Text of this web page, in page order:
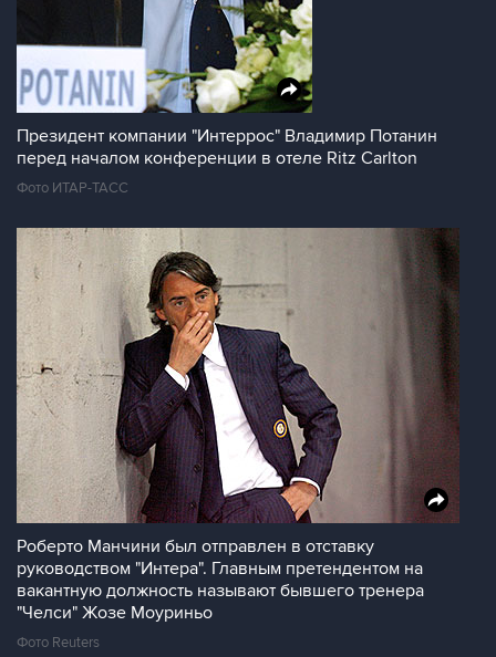
Президент компании "Интеррос" Владимир Потанин
перед началом конференции в отеле Ritz Carlton
Фото ИТАР-ТАСС
Роберто Манчини был отправлен в отставку
руководством "Интера". Главным претендентом на
вакантную должность называют бывшего тренера
"Челси" Жозе Моуриньо
Фото Reuters